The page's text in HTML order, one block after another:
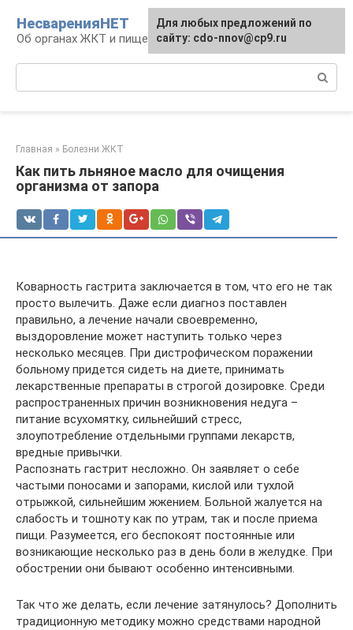
контенту
НесваренияНЕТ
Об органах ЖКТ и пищеварении
Главная » Болезни ЖКТ
Как пить льняное масло для очищения
организма от запора
Коварность гастрита заключается в том, что его не так
просто вылечить. Даже если диагноз поставлен
правильно, а лечение начали своевременно,
выздоровление может наступить только через
несколько месяцев. При дистрофическом поражении
больному придется сидеть на диете, принимать
лекарственные препараты в строгой дозировке. Среди
распространенных причин возникновения недуга –
питание всухомятку, сильнейший стресс,
злоупотребление отдельными группами лекарств,
вредные привычки.
Распознать гастрит несложно. Он заявляет о себе
частыми поносами и запорами, кислой или тухлой
отрыжкой, сильнейшим жжением. Больной жалуется на
слабость и тошноту как по утрам, так и после приема
пищи. Разумеется, его беспокоят постоянные или
возникающие несколько раз в день боли в желудке. При
обострении они бывают особенно интенсивными.
Так что же делать, если лечение затянулось? Дополнить
традиционную методику можно средствами народной
Для любых предложений по
сайту: cdo-nnov@cp9.ru